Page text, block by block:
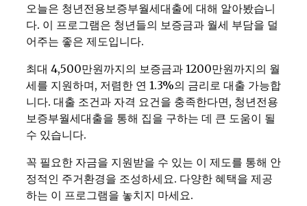
오늘은 청년전용보증부월세대출에 대해 알아봤습니
다. 이 프로그램은 청년들의 보증금과 월세 부담을 덜
어주는 좋은 제도입니다.
최대 4,500만원까지의 보증금과 1200만원까지의 월
세를 지원하며, 저렴한 연 1.3%의 금리로 대출 가능합
니다. 대출 조건과 자격 요건을 충족한다면, 청년전용
보증부월세대출을 통해 집을 구하는 데 큰 도움이 될
수 있습니다.
꼭 필요한 자금을 지원받을 수 있는 이 제도를 통해 안
정적인 주거환경을 조성하세요. 다양한 혜택을 제공
하는 이 프로그램을 놓치지 마세요.